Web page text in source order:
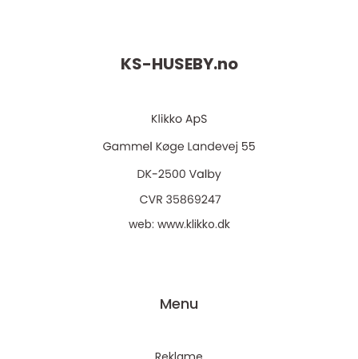
KS-HUSEBY.no
web: www.klikko.dk
Menu